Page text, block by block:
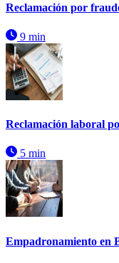
Reclamación por
9 min
Reclamación laboral
5 min
Empadronamiento en